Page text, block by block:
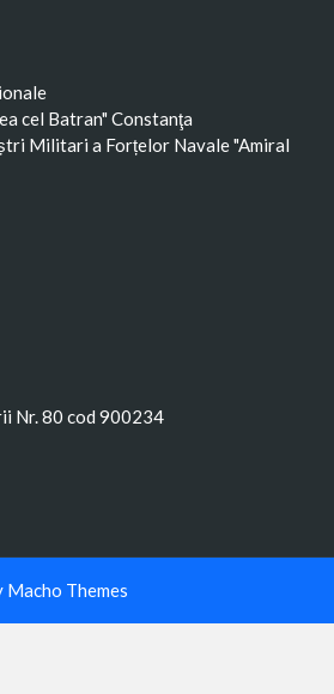
cel Batran" Constanţa
Militari a Forțelor Navale "Amiral
Nr. 80 cod 900234
Macho Themes